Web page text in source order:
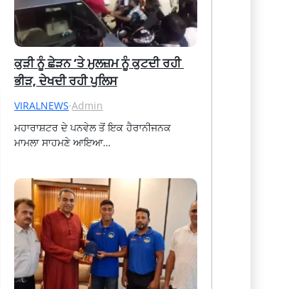
ਕੁੜੀ ਨੂੰ ਛੇੜਨ ‘ਤੇ ਮੁਲਜ਼ਮ ਨੂੰ ਕੁਟਦੀ ਰਹੀ
ਭੀੜ, ਦੇਖਦੀ ਰਹੀ ਪੁਲਿਸ
VIRALNEWS·Admin
ਮਹਾਰਾਸ਼ਟਰ ਦੇ ਪਨਵੇਲ ਤੋਂ ਇਕ ਹੈਰਾਨੀਜਨਕ
ਮਾਮਲਾ ਸਾਹਮਣੇ ਆਇਆ…